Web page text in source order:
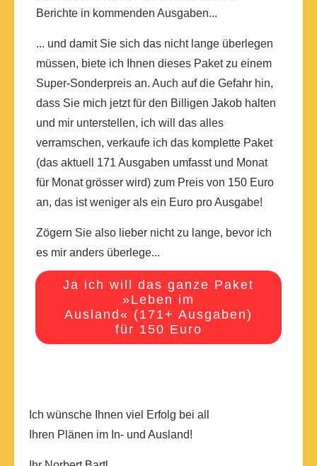
Berichte in kommenden Ausgaben...
... und damit Sie sich das nicht lange überlegen
müssen, biete ich Ihnen dieses Paket zu einem
Super-Sonderpreis an. Auch auf die Gefahr hin,
dass Sie mich jetzt für den Billigen Jakob halten
und mir unterstellen, ich will das alles
verramschen, verkaufe ich das komplette Paket
(das aktuell 171 Ausgaben umfasst und Monat
für Monat grösser wird) zum Preis von 150 Euro
an, das ist weniger als ein Euro pro Ausgabe!
Zögern Sie also lieber nicht zu lange, bevor ich
es mir anders überlege...
Ja ich will das ganze Paket
»Leben im
Ausland« (171+ Ausgaben)
für 150 Euro
Ich wünsche Ihnen viel Erfolg bei all
Ihren Plänen im In- und Ausland!